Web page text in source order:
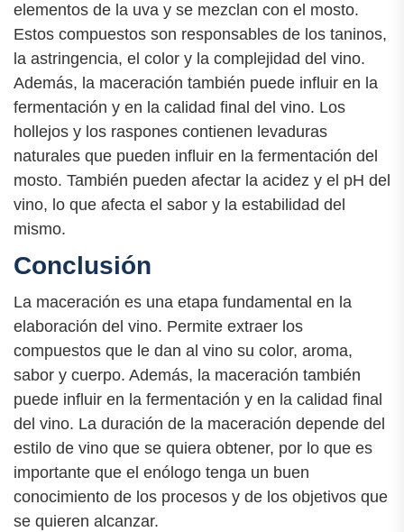
elementos de la uva y se mezclan con el mosto.
Estos compuestos son responsables de los taninos,
la astringencia, el color y la complejidad del vino.
Además, la maceración también puede influir en la
fermentación y en la calidad final del vino. Los
hollejos y los raspones contienen levaduras
naturales que pueden influir en la fermentación del
mosto. También pueden afectar la acidez y el pH del
vino, lo que afecta el sabor y la estabilidad del
mismo.
Conclusión
La maceración es una etapa fundamental en la
elaboración del vino. Permite extraer los
compuestos que le dan al vino su color, aroma,
sabor y cuerpo. Además, la maceración también
puede influir en la fermentación y en la calidad final
del vino. La duración de la maceración depende del
estilo de vino que se quiera obtener, por lo que es
importante que el enólogo tenga un buen
conocimiento de los procesos y de los objetivos que
se quieren alcanzar.